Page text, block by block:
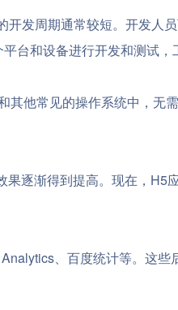
发周期通常较短。开发人
台和设备进行开发和测试，
他常见的操作系统中，
逐渐得到提高。现在，
、百度统计等。这